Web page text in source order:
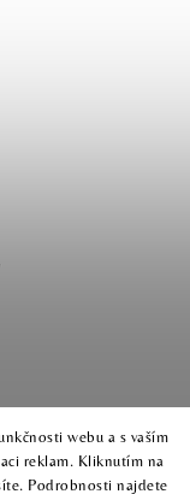
webu a s vaším
reklam. Kliknutím na
Podrobnosti najdete